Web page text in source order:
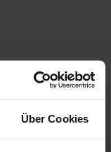
Über Cookies